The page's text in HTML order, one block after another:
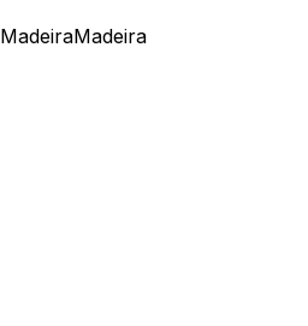
MadeiraMadeira